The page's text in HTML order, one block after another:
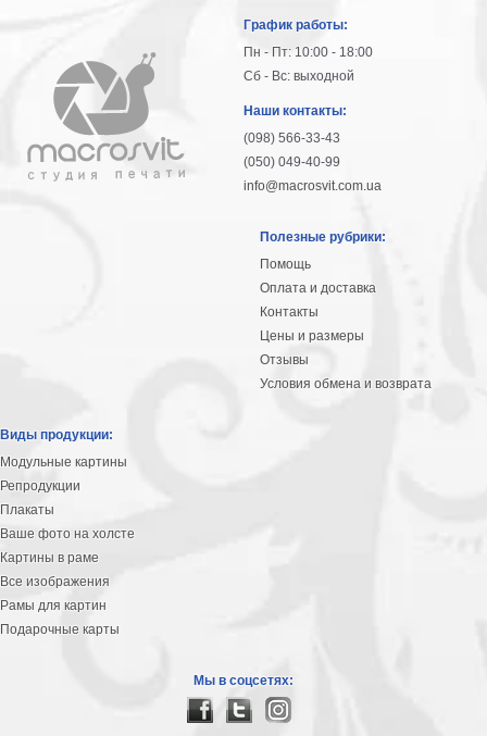
График работы:
Пн - Пт: 10:00 - 18:00
Сб - Вс: выходной
Наши контакты:
(098) 566-33-43
(050) 049-40-99
info@macrosvit.com.ua
Полезные рубрики:
Помощь
Оплата и доставка
Контакты
Цены и размеры
Отзывы
Условия обмена и возврата
Виды продукции:
Модульные картины
Репродукции
Плакаты
Ваше фото на холсте
Картины в раме
Все изображения
Рамы для картин
Подарочные карты
Мы в соцсетях: